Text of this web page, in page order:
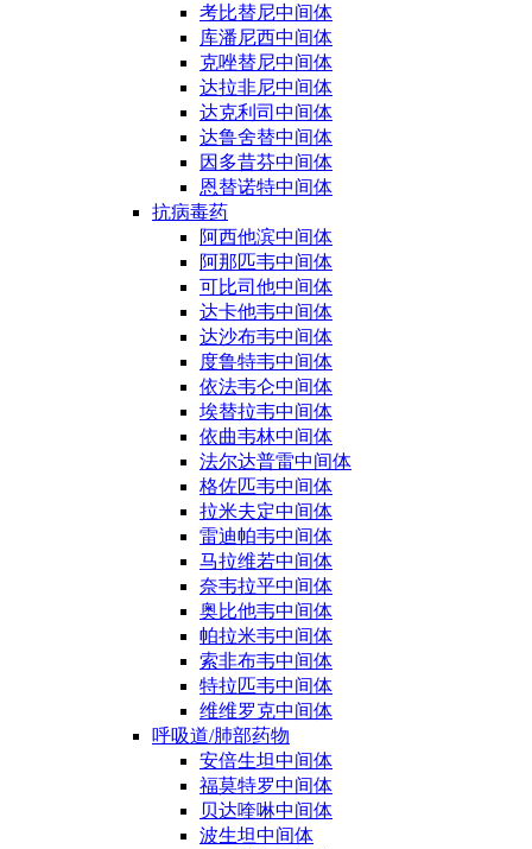
考比替尼中间体
库潘尼西中间体
克唑替尼中间体
达拉非尼中间体
达克利司中间体
达鲁舍替中间体
因多昔芬中间体
恩替诺特中间体
抗病毒药
阿西他滨中间体
阿那匹韦中间体
可比司他中间体
达卡他韦中间体
达沙布韦中间体
度鲁特韦中间体
依法韦仑中间体
埃替拉韦中间体
依曲韦林中间体
法尔达普雷中间体
格佐匹韦中间体
拉米夫定中间体
雷迪帕韦中间体
马拉维若中间体
奈韦拉平中间体
奥比他韦中间体
帕拉米韦中间体
索非布韦中间体
特拉匹韦中间体
维维罗克中间体
呼吸道/肺部药物
安倍生坦中间体
福莫特罗中间体
贝达喹啉中间体
波生坦中间体